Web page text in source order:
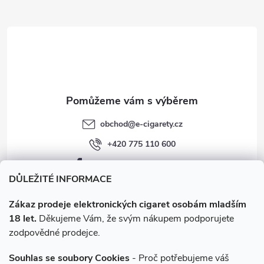
DŮLEŽITÉ INFORMACE
Zákaz prodeje elektronických cigaret osobám mladším
18 let. Děkujeme Vám, že svým nákupem podporujete
zodpovědné prodejce.
Souhlas se soubory Cookies - Proč potřebujeme váš
obchod@e-cigarety.cz
+420 775 110 600
facebook.com/e-cigarety.cz